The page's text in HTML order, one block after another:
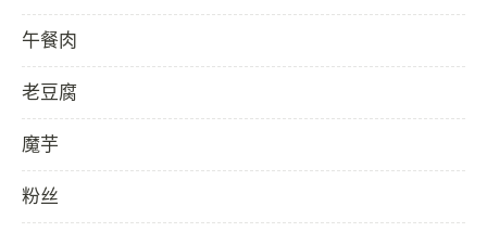
午餐肉
老豆腐
魔芋
粉丝